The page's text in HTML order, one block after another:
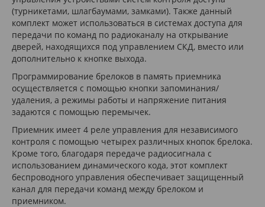
(турникетами, шлагбаумами, замками). Также данный
комплект может использоваться в системах доступа для
передачи по команд по радиоканалу на открывание
дверей, находящихся под управлением СКД, вместо или
дополнительно к кнопке выхода.
Программирование брелоков в память приемника
осуществляется с помощью кнопки запоминания/
удаления, а режимы работы и напряжение питания
задаются с помощью перемычек.
Приемник имеет 4 реле управления для независимого
контроля с помощью четырех различных кнопок брелока.
Кроме того, благодаря передаче радиосигнала с
использованием динамического кода, этот комплект
беспроводного управления обеспечивает защищенный
канал для передачи команд между брелоком и
приемником.